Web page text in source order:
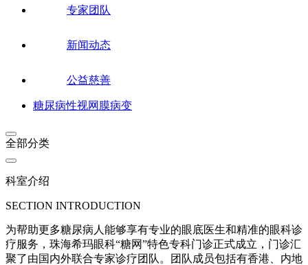
专家团队
新闻动态
公益慈善
糖尿病性视网膜病变
全部分类
科室介绍
SECTION INTRODUCTION
为帮助更多糖尿病人能够享有专业的眼底医生和精准的眼科诊
疗服务，珠海希玛眼科“糖网”特色专科门诊正式成立，门诊汇
聚了由国内外联合专家诊疗团队。团队成员包括有香港、内地